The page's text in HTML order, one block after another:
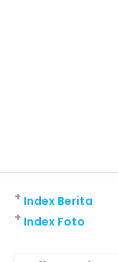
Index Berita
+
Index Foto
+